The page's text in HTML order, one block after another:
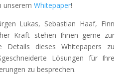
unserem Whitepaper!
Lukas, Sebastian Haaf, Finn
Kraft stehen Ihnen gerne zur
Details dieses Whitepapers zu
Lösungen für Ihre
zu besprechen.